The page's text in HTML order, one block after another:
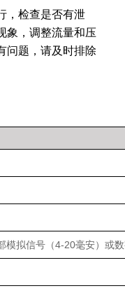
，检查是否有泄
象，调整流量和压
问题，请及时排除
模拟信号（4-20毫安）或